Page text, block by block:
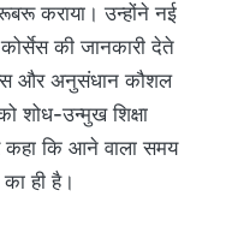
कराया। उन्होंने नई
की जानकारी देते
और अनुसंधान कौशल
शोध-उन्मुख शिक्षा
कहा कि आने वाला समय
ही है।